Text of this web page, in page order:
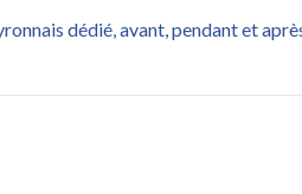
dédié, avant, pendant et